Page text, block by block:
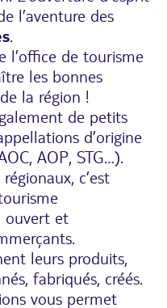
l’aventure des
.
l’office de tourisme
les bonnes
la région !
de petits
d’origine
AOP, STG…).
c’est
ouvert et
leurs produits,
fabriqués, créés.
vous permet